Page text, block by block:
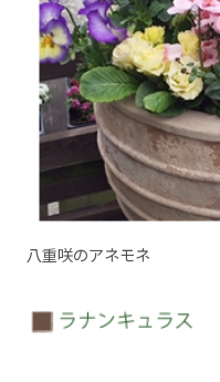
八重咲のアネモネ